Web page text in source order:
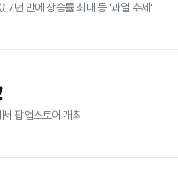
7년 만에 상승률 최대 등 '과열 추세'
팝업스토어 개최